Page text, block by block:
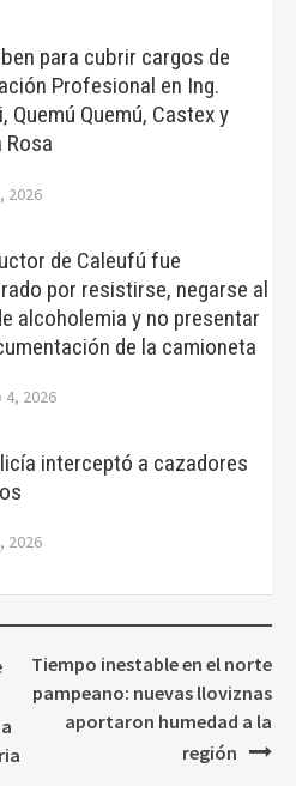
para cubrir cargos de
Profesional en Ing.
Quemú Quemú, Castex y
Rosa
2026
de Caleufú fue
por resistirse, negarse al
alcoholemia y no presentar
de la camioneta
2026
interceptó a cazadores
2026
Tiempo inestable en el norte
pampeano: nuevas lloviznas
aportaron humedad a la
región